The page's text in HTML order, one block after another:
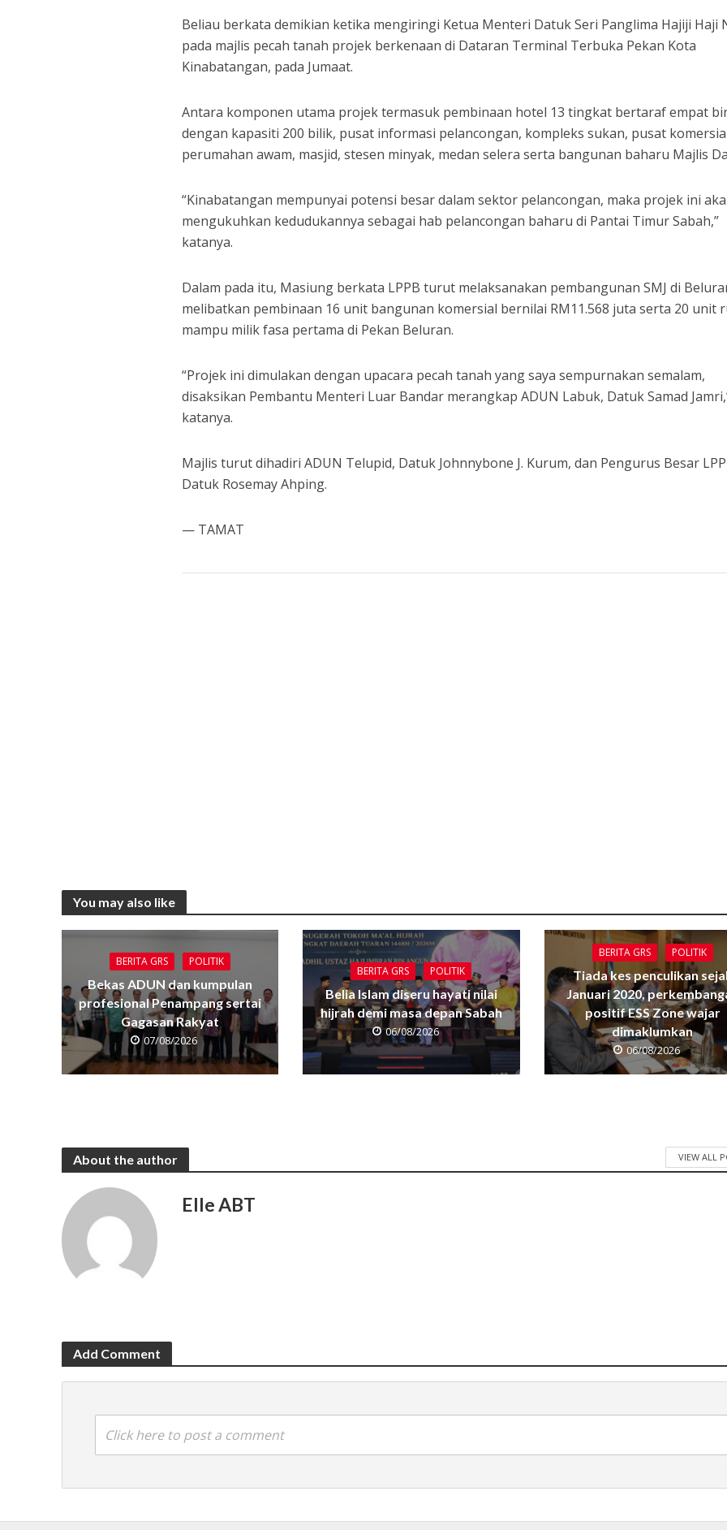
Beliau berkata demikian ketika mengiringi Ketua Menteri Datuk Seri Panglima Hajiji Haji
pada majlis pecah tanah projek berkenaan di Dataran Terminal Terbuka Pekan Kota
Kinabatangan, pada Jumaat.
Antara komponen utama projek termasuk pembinaan hotel 13 tingkat bertaraf empat
dengan kapasiti 200 bilik, pusat informasi pelancongan, kompleks sukan, pusat
perumahan awam, masjid, stesen minyak, medan selera serta bangunan baharu Majlis
“Kinabatangan mempunyai potensi besar dalam sektor pelancongan, maka projek ini
mengukuhkan kedudukannya sebagai hab pelancongan baharu di Pantai Timur Sabah,”
katanya.
Dalam pada itu, Masiung berkata LPPB turut melaksanakan pembangunan SMJ di
melibatkan pembinaan 16 unit bangunan komersial bernilai RM11.568 juta serta 20 unit
mampu milik fasa pertama di Pekan Beluran.
“Projek ini dimulakan dengan upacara pecah tanah yang saya sempurnakan semalam,
disaksikan Pembantu Menteri Luar Bandar merangkap ADUN Labuk, Datuk Samad
katanya.
Majlis turut dihadiri ADUN Telupid, Datuk Johnnybone J. Kurum, dan Pengurus Besar
Datuk Rosemay Ahping.
— TAMAT
You may also like
BERITA GRS POLITIK
Bekas ADUN dan kumpulan
profesional Penampang sertai
Gagasan Rakyat
07/08/2026
BERITA GRS POLITIK
Belia Islam diseru hayati nilai
hijrah demi masa depan Sabah
06/08/2026
BERITA GRS POLITIK
Tiada kes penculikan
Januari 2020,
positif ESS Zone wajar
dimaklumkan
06/08/2026
About the author VIEW ALL
Elle ABT
Add Comment
Click here to post a comment